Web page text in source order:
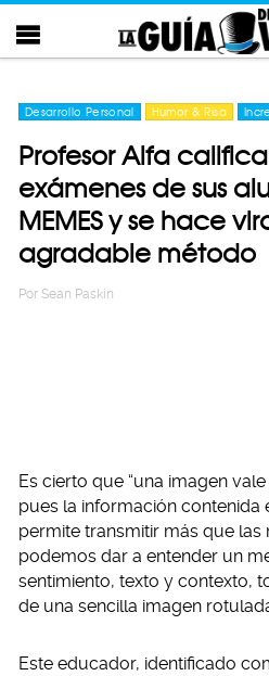
Desarrollo Personal Humor & Risa
Profesor Alfa
exámenes de sus
MEMES y se hace
agradable método
Por Sean Paskin
Es cierto que “una imagen
pues la información contenida
permite transmitir más que las
podemos dar a entender un
sentimiento, texto y contexto,
de una sencilla imagen
Este educador, identificado